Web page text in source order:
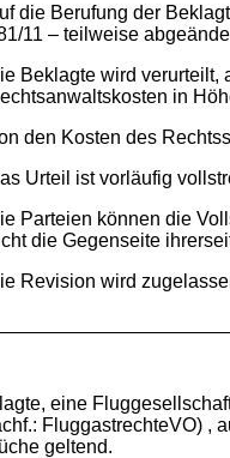
die Berufung der
11 – teilweise
Beklagte wird verurteilt,
in
den Kosten des
Urteil ist vorläufig
Parteien können die
die Gegenseite
Revision wird
eine
FluggastrechteVO)
geltend.